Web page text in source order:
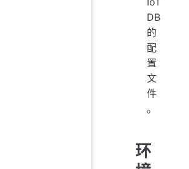
DB
的
配
置
文
件
。
环